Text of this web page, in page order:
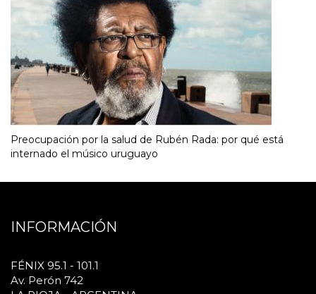
Preocupación por la salud de Rubén Rada: por qué está
internado el músico uruguayo
INFORMACIÓN
FÉNIX 95.1 - 101.1
Av. Perón 742